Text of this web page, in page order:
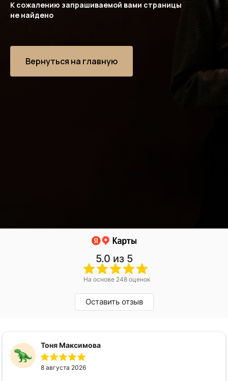
К сожалению запрашиваемой вами страницы
не найдено
Вернуться на главную
5.0 из 5
На основе 248 оценок
Оставить отзыв
Тоня Максимова
8 августа 2026